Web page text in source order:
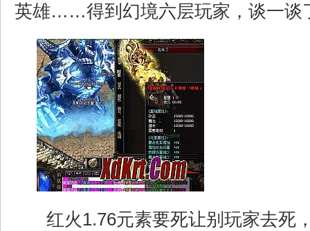
英雄……得到幻境六层玩家，谈一谈
红火1.76元素要死让别玩家去死